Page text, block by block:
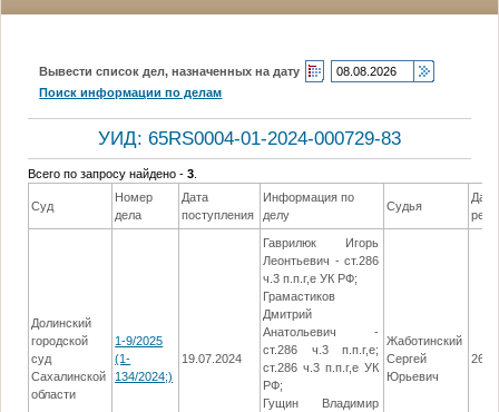
Вывести список дел, назначенных на дату
Поиск информации по делам
УИД: 65RS0004-01-2024-000729-83
Всего по запросу найдено -3
Суд
Номер
дела
Дата
поступления
Информация по
делу
Судья
Дата
Долинский
городской
суд
Сахалинской
области
1-9/2025
(1-
134/2024;)
19.07.2024
Гаврилюк Игорь
Леонтьевич - ст.286
ч.3 п.п.г,е УК РФ;
Грамастиков
Дмитрий
Анатольевич -
ст.286 ч.3 п.п.г,е;
ст.286 ч.3 п.п.г,е УК
РФ;
Гущин Владимир
Жаботинский
Сергей
Юрьевич